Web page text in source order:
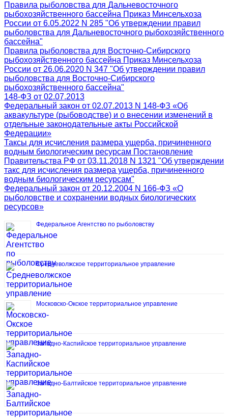
Правила рыболовства для Дальневосточного
рыбохозяйственного бассейна Приказ Минсельхоза
России от 6.05.2022 N 285 "Об утверждении правил
рыболовства для Дальневосточного рыбохозяйственного
бассейна"
Правила рыболовства для Восточно-Сибирского
рыбохозяйственного бассейна Приказ Минсельхоза
России от 26.06.2020 N 347 "Об утверждении правил
рыболовства для Восточно-Сибирского
рыбохозяйственного бассейна"
148-ФЗ от 02.07.2013
Федеральный закон от 02.07.2013 N 148-ФЗ «Об
аквакультуре (рыбоводстве) и о внесении изменений в
отдельные законодательные акты Российской
Федерации»
Таксы для исчисления размера ущерба, причиненного
водным биологическим ресурсам Постановление
Правительства РФ от 03.11.2018 N 1321 "Об утверждении
такс для исчисления размера ущерба, причиненного
водным биологическим ресурсам"
Федеральный закон от 20.12.2004 N 166-ФЗ «О
рыболовстве и сохранении водных биологических
ресурсов»
Федеральное Агентство по рыболовству
Средневолжское территориальное управление
Московско-Окское территориальное управление
Западно-Каспийское территориальное управление
Западно-Балтийское территориальное управление